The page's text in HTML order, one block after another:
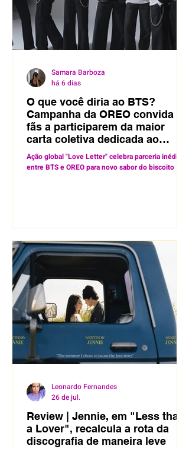
O que você diria ao BTS?
Campanha da OREO convida
fãs a participarem da maior
carta coletiva dedicada ao
grupo
Ação global "Love Letter" celebra parceria inédita
entre BTS e OREO para novo sabor do biscoito
Samara Barboza
há 6 dias
Review | Jennie, em "Less than
a Lover", recalcula a rota da
discografia de maneira leve
Leonardo Fernandes
26 de jul.